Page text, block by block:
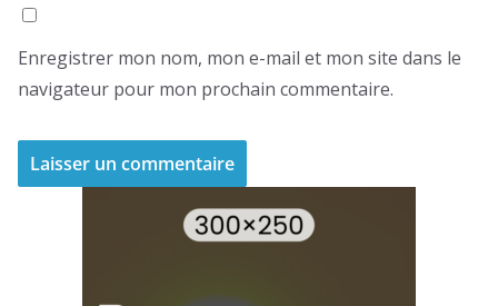
Enregistrer mon nom, mon e-mail et mon site dans le
navigateur pour mon prochain commentaire.